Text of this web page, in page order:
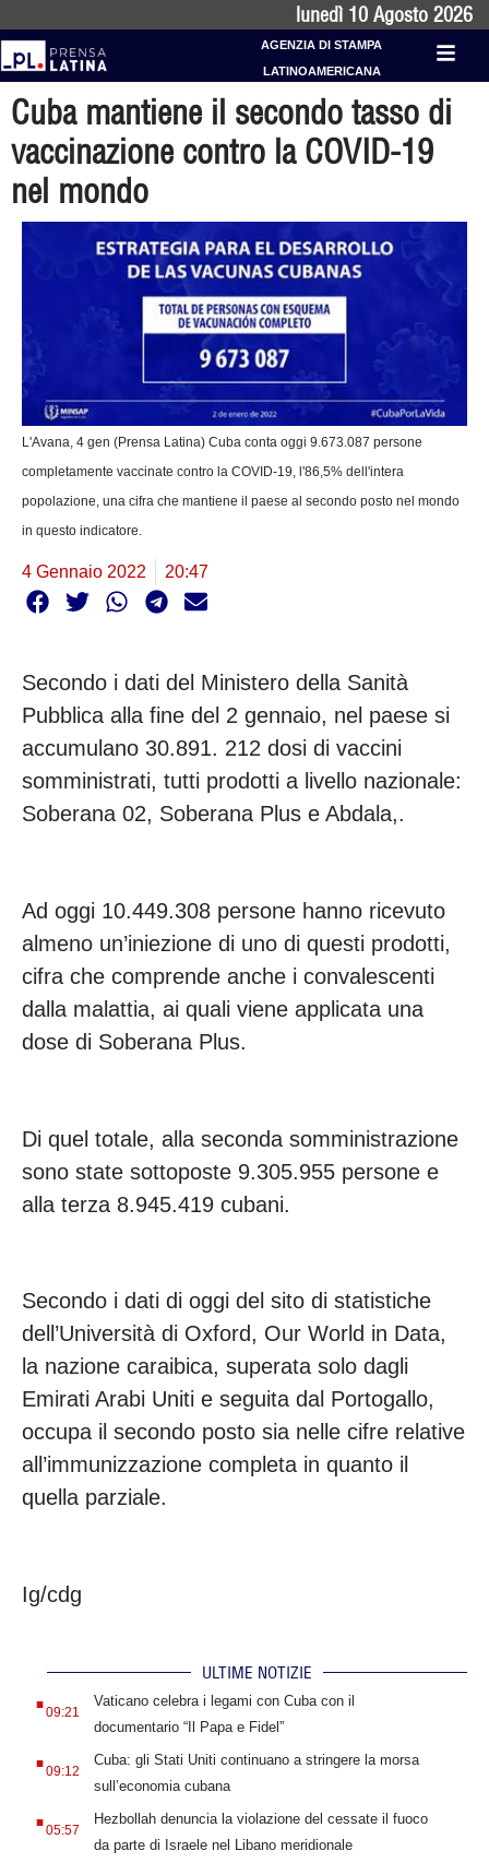
lunedì 10 Agosto 2026
AGENZIA DI STAMPA
LATINOAMERICANA
Cuba mantiene il secondo tasso di
vaccinazione contro la COVID-19
nel mondo
L'Avana, 4 gen (Prensa Latina) Cuba conta oggi 9.673.087 persone
completamente vaccinate contro la COVID-19, l'86,5% dell'intera
popolazione, una cifra che mantiene il paese al secondo posto nel mondo
in questo indicatore.
4 Gennaio 2022 20:47
Secondo i dati del Ministero della Sanità
Pubblica alla fine del 2 gennaio, nel paese si
accumulano 30.891. 212 dosi di vaccini
somministrati, tutti prodotti a livello nazionale:
Soberana 02, Soberana Plus e Abdala,.
Ad oggi 10.449.308 persone hanno ricevuto
almeno un’iniezione di uno di questi prodotti,
cifra che comprende anche i convalescenti
dalla malattia, ai quali viene applicata una
dose di Soberana Plus.
Di quel totale, alla seconda somministrazione
sono state sottoposte 9.305.955 persone e
alla terza 8.945.419 cubani.
Secondo i dati di oggi del sito di statistiche
dell’Università di Oxford, Our World in Data,
la nazione caraibica, superata solo dagli
Emirati Arabi Uniti e seguita dal Portogallo,
occupa il secondo posto sia nelle cifre relative
all’immunizzazione completa in quanto il
quella parziale.
Ig/cdg
ULTIME NOTIZIE
.09:21
Vaticano celebra i legami con Cuba con il
documentario “Il Papa e Fidel”
.09:12
Cuba: gli Stati Uniti continuano a stringere la morsa
sull’economia cubana
.05:57
Hezbollah denuncia la violazione del cessate il fuoco
da parte di Israele nel Libano meridionale